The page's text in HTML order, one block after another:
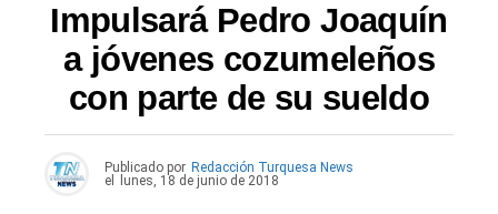
Impulsará Pedro Joaquín
a jóvenes cozumeleños
con parte de su sueldo
Publicado por Redacción Turquesa News
el
lunes, 18 de junio de 2018